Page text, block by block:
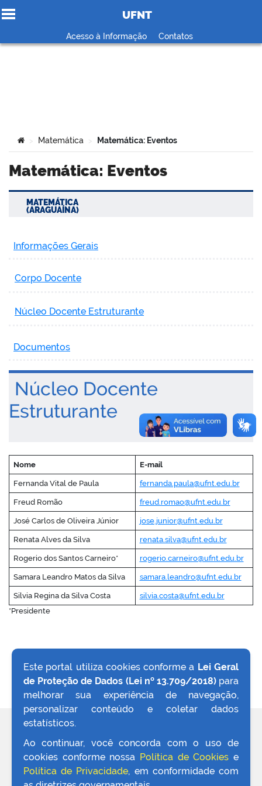
Ir para o conteúdo
UFNT
Acesso à Informação Contatos
Você está aqui:
> Matemática > Matemática: Eventos
Matemática: Eventos
MATEMÁTICA
(ARAGUAÍNA)
Informações Gerais
Corpo Docente
Núcleo Docente Estruturante
Documentos
Núcleo Docente
Estruturante
Nome E-mail
Fernanda Vital de Paula fernanda.paula@ufnt.edu.br
Freud Romão freud.romao@ufnt.edu.br
José Carlos de Oliveira Júnior jose.junior@ufnt.edu.br
Renata Alves da Silva renata.silva@ufnt.edu.br
Rogerio dos Santos Carneiro* rogerio.carneiro@ufnt.edu.br
Samara Leandro Matos da Silva samara.leandro@ufnt.edu.br
Silvia Regina da Silva Costa
silvia.costa@ufnt.edu.br
*Presidente
VOLTAR AO TOPO
Este portal utiliza cookies conforme a Lei Geral
de Proteção de Dados (Lei nº 13.709/2018)para
melhorar sua experiência de navegação,
personalizar conteúdo e coletar dados
estatísticos.
Ao continuar, você concorda com o uso de
cookies conforme nossa Política de Cookies e
Política de Privacidade, em conformidade com